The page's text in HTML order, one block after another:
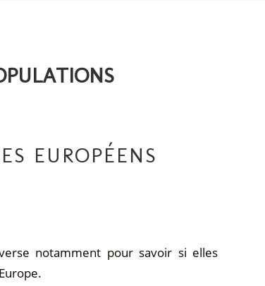
EUROPÉENS
notamment pour savoir si elles